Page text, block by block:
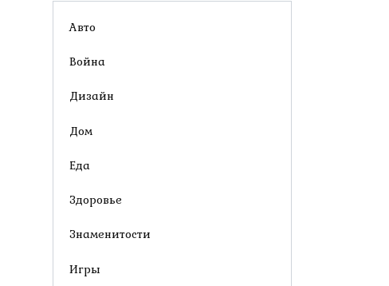
Авто
Война
Дизайн
Дом
Еда
Здоровье
Знаменитости
Игры